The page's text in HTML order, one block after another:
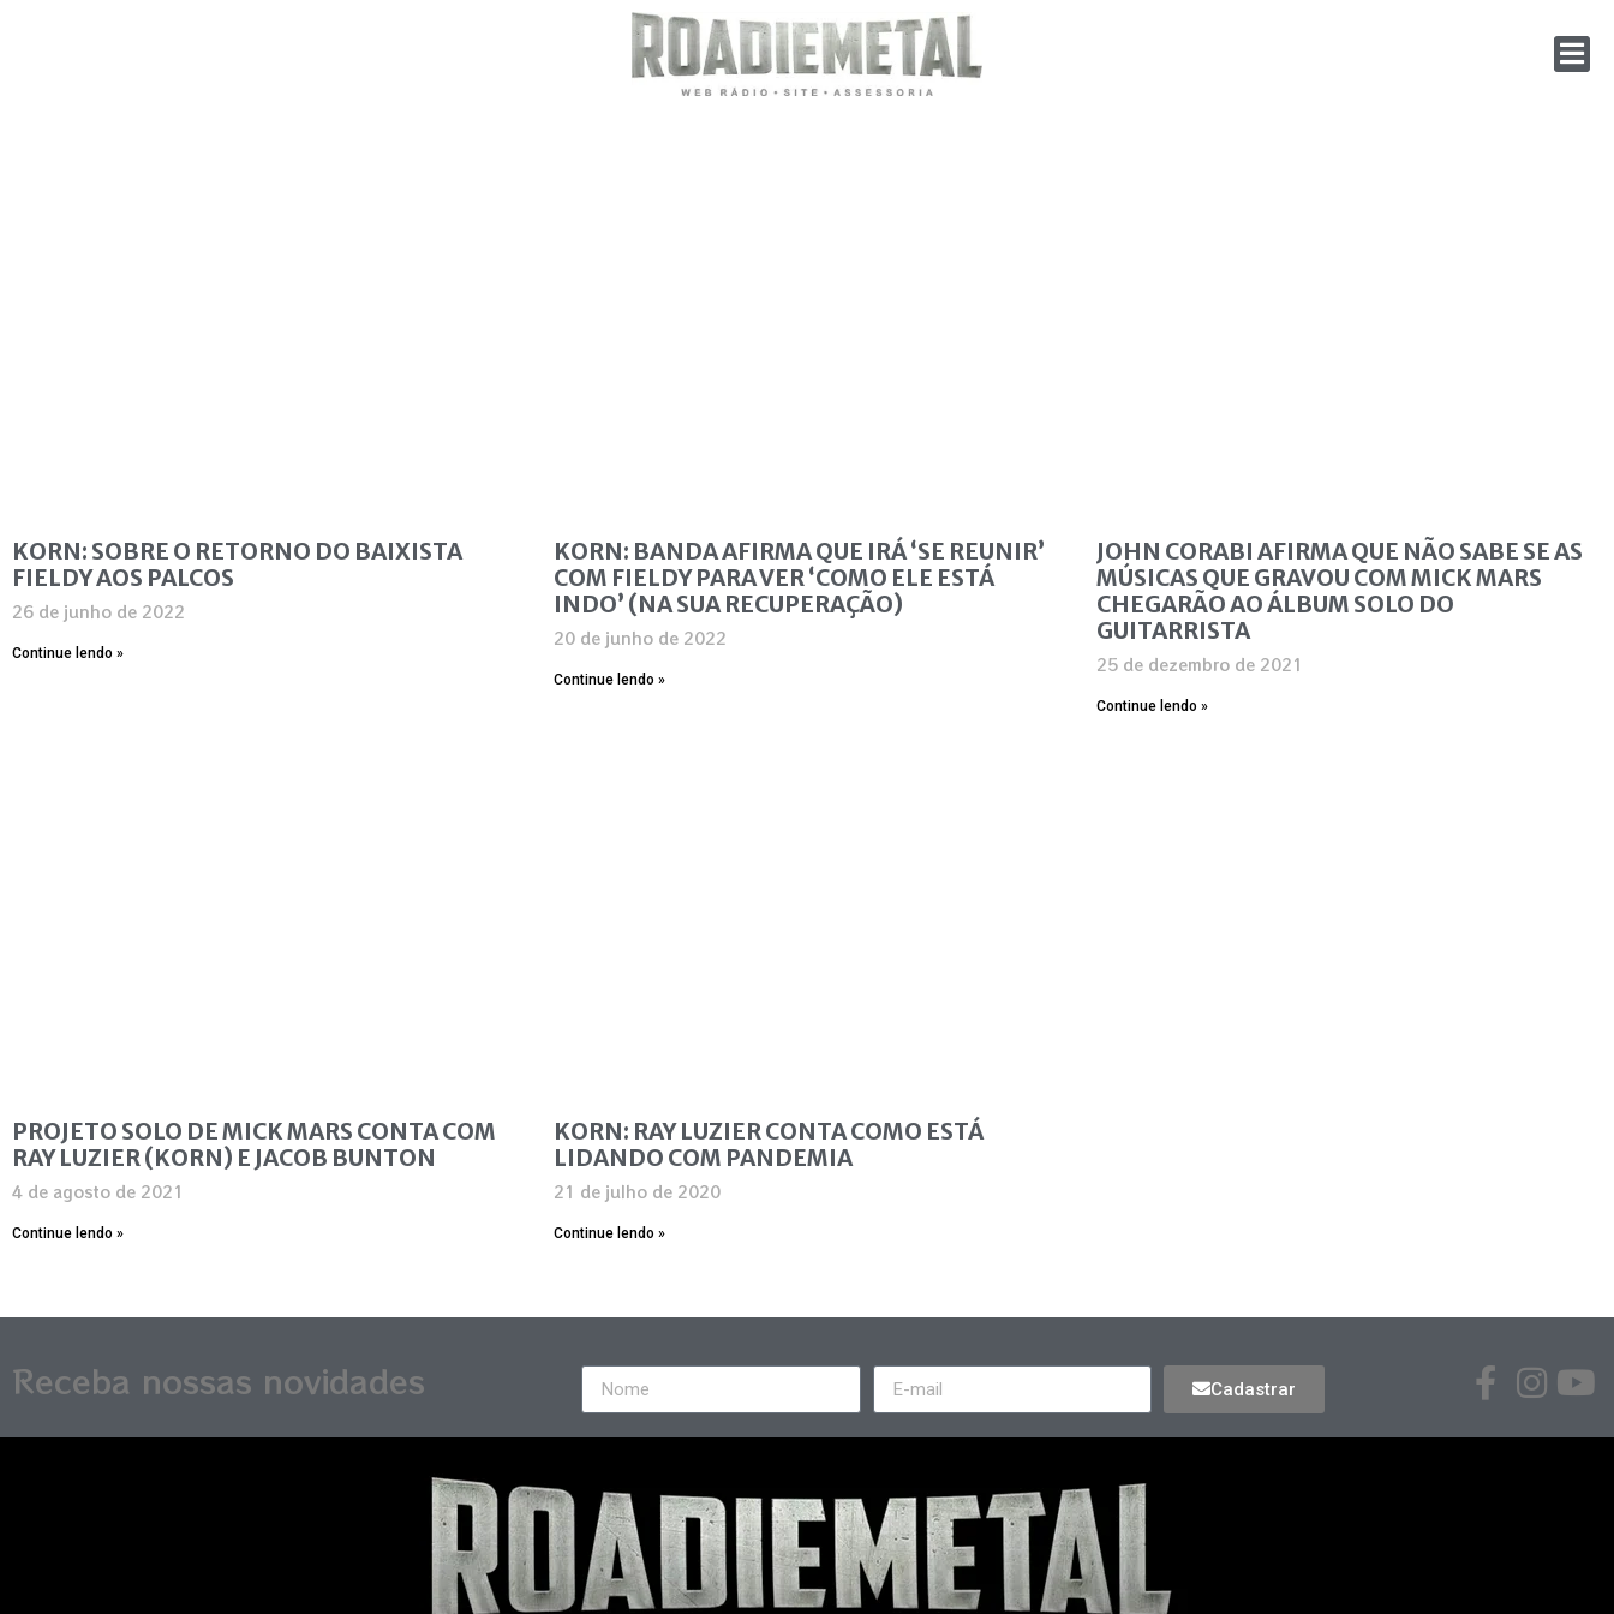
KORN: SOBRE O RETORNO DO BAIXISTA
FIELDY AOS PALCOS
26 de junho de 2022
Continue lendo »
KORN: BANDA AFIRMA QUE IRÁ ‘SE REUNIR’
COM FIELDY PARA VER ‘COMO ELE ESTÁ
INDO’ (NA SUA RECUPERAÇÃO)
20 de junho de 2022
Continue lendo »
JOHN CORABI AFIRMA QUE NÃO SABE SE AS
MÚSICAS QUE GRAVOU COM MICK MARS
CHEGARÃO AO ÁLBUM SOLO DO
GUITARRISTA
25 de dezembro de 2021
Continue lendo »
PROJETO SOLO DE MICK MARS CONTA COM
RAY LUZIER (KORN) E JACOB BUNTON
4 de agosto de 2021
Continue lendo »
KORN: RAY LUZIER CONTA COMO ESTÁ
LIDANDO COM PANDEMIA
21 de julho de 2020
Continue lendo »
Receba nossas novidades Cadastrar